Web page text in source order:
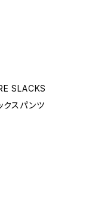
SLACKS
クスパンツ